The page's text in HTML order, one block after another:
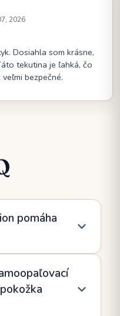
2026
Dosiahla som krásne,
tekutina je ľahká, čo
bezpečné.
pomáha
melanínu a
reagovať
hlbšie a